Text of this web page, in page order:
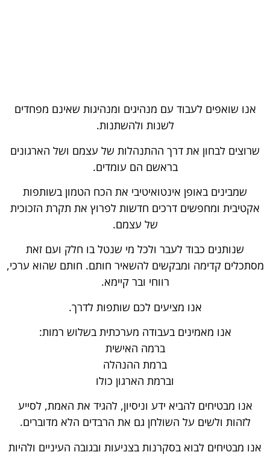
אנו שואפים לעבוד עם מנהיגים ומנהיגות שאינם מפחדים
לשנות ולהשתנות.
שרוצים לבחון את דרך ההתנהלות של עצמם ושל הארגונים
בראשם הם עומדים.
שמבינים באופן אינטואיטיבי את הכח הטמון בשותפות
אקטיבית ומחפשים דרכים חדשות לפרוץ את תקרת הזכוכית
של עצמם.
שנותנים כבוד לעבר ולכל מי שנטל בו חלק ועם זאת
מסתכלים קדימה ומבקשים להשאיר חותם. חותם שהוא ערכי,
רווחי ובר קיימא.
אנו מציעים לכם שותפות לדרך.
אנו מאמינים בעבודה מערכתית בשלוש רמות:
ברמה האישית
ברמת ההנהלה
וברמת הארגון כולו
אנו מבטיחים להביא ידע וניסיון, להגיד את האמת, לסייע
לזהות ולשים על השולחן גם את הרבדים הלא מדוברים.
אנו מבטיחים לבוא בסקרנות בצניעות ובגובה העיניים ולהיות